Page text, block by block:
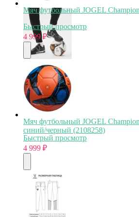
Мяч футбольный JOGEL
Быстрый просмотр
4 999₽
Мяч футбольный JOGEL
синий/черный (2108258)
Быстрый просмотр
4 999 ₽